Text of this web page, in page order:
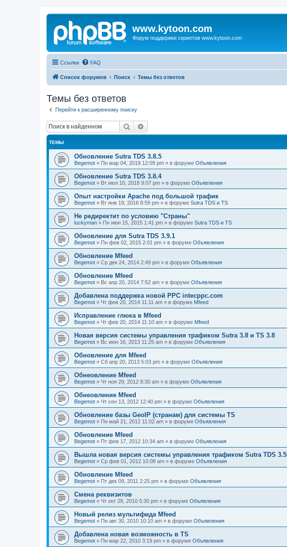
www.kytoon.com
Форум поддержки скриптов www.kytoon.com
Ссылки FAQ
Список форумов Поиск Темы без ответов
Темы без ответов
Перейти к расширенному поиску
Поиск
ТЕМЫ
Обновление Sutra TDS 3.8.5
Begemot » Пн мар 04, 2019 12:09 pm » в форуме Объявления
Обновление Sutra TDS 3.8.4
Begemot » Вт июл 10, 2018 9:07 pm » в форуме Объявления
Опыт настройки Apache под большой трафик
Begemot » Вт янв 19, 2016 8:59 pm » в форуме Sutra TDS и TS
Не редиректит по условию "Страны"
luckyman » Пн июн 15, 2015 1:41 pm » в форуме Sutra TDS и TS
Обновление для Sutra TDS 3.9.1
Begemot » Пн фев 02, 2015 2:01 pm » в форуме Объявления
Обновление Mfeed
Begemot » Ср дек 24, 2014 2:49 pm » в форуме Объявления
Обновление Mfeed
Begemot » Вс апр 20, 2014 7:52 am » в форуме Объявления
Добавлена поддержка новой PPC intecppc.com
Begemot » Чт фев 20, 2014 11:11 am » в форуме Mfeed
Исправление глюка в Mfeed
Begemot » Чт фев 20, 2014 11:10 am » в форуме Mfeed
Новая версия системы управления трафиком Sutra 3.8 и TS 3.8
Begemot » Вс июн 16, 2013 11:25 am » в форуме Объявления
Обновление для Mfeed
Begemot » Сб апр 20, 2013 5:03 pm » в форуме Объявления
Обнеовление Mfeed
Begemot » Чт ноя 29, 2012 8:30 am » в форуме Объявления
Обнеовление Mfeed
Begemot » Чт сен 13, 2012 12:40 pm » в форуме Объявления
Обновление базы GeoIP (странам) для системы TS
Begemot » Пн май 21, 2012 11:02 am » в форуме Объявления
Обновление Mfeed
Begemot » Пт фев 17, 2012 10:34 am » в форуме Объявления
Вышла новая версия системы управления трафиком Sutra TDS 3.5
Begemot » Ср фев 01, 2012 10:08 am » в форуме Объявления
Обновление Mfeed
Begemot » Пт дек 09, 2011 2:25 pm » в форуме Объявления
Смена реквизитов
Begemot » Чт окт 28, 2010 5:30 pm » в форуме Объявления
Новый релиз мультифида Mfeed
Begemot » Пн авг 30, 2010 10:10 am » в форуме Объявления
Добавлена новая возможность в TS
Begemot » Пн мар 22, 2010 3:19 pm » в форуме Объявления